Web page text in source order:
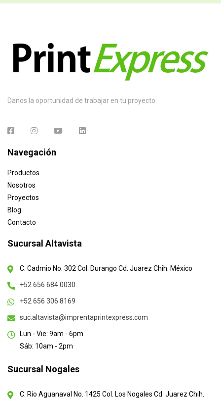
Danos la oportunidad de trabajar en tu proyecto.
Navegación
Productos
Nosotros
Proyectos
Blog
Contacto
Sucursal Altavista
C. Cadmio No. 302 Col. Durango Cd. Juarez Chih. México
+52 656 684 0030
+52 656 306 8169
suc.altavista@imprentaprintexpress.com
Lun - Vie: 9am - 6pm
Sáb: 10am - 2pm
Sucursal Nogales
C. Rio Aguanaval No. 1425 Col. Los Nogales Cd. Juarez Chih.